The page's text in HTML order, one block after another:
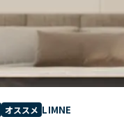
オススメ LIMNE